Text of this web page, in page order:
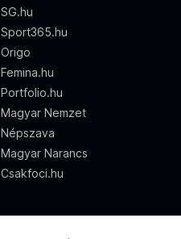
SG.hu
Sport365.hu
Origo
Femina.hu
Portfolio.hu
Magyar Nemzet
Népszava
Magyar Narancs
Csakfoci.hu